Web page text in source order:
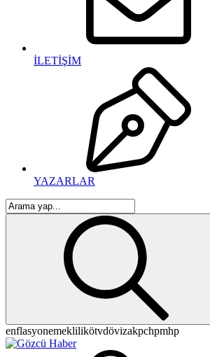
İLETİŞİM
YAZARLAR
enflasyonemeklilikötvdövizakpchpmhp